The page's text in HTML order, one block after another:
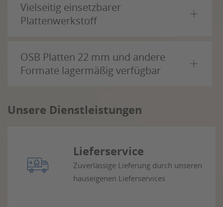
Vielseitig einsetzbarer
Plattenwerkstoff
OSB Platten 22 mm und andere
Formate lagermäßig verfügbar
Unsere Dienstleistungen
Lieferservice
Zuverlässige Lieferung durch unseren
hauseigenen Lieferservices